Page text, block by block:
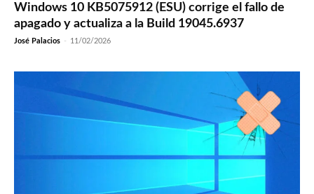
Windows 10 KB5075912 (ESU) corrige el fallo de
apagado y actualiza a la Build 19045.6937
José Palacios - 11/02/2026